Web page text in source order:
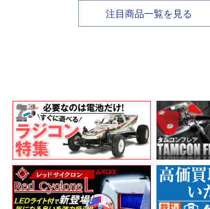
注目商品一覧を見る